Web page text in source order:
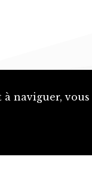
naviguer,